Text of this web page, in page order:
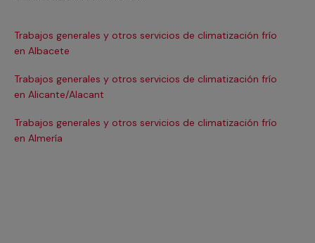
Trabajos generales y otros servicios de climatización frío
en Albacete
Trabajos generales y otros servicios de climatización frío
en Alicante/Alacant
Trabajos generales y otros servicios de climatización frío
en Almería